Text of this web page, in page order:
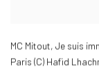
MC Mitout, Je suis
Paris (C) Hafid